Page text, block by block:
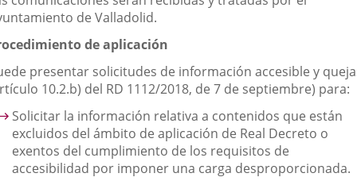
de Valladolid.
de aplicación
presentar solicitudes de información accesible y
10.2.b) del RD 1112/2018, de 7 de septiembre) para:
Solicitar la información relativa a contenidos que están
excluidos del ámbito de aplicación de Real Decreto o
exentos del cumplimiento de los requisitos de
accesibilidad por imponer una carga desproporcionada.